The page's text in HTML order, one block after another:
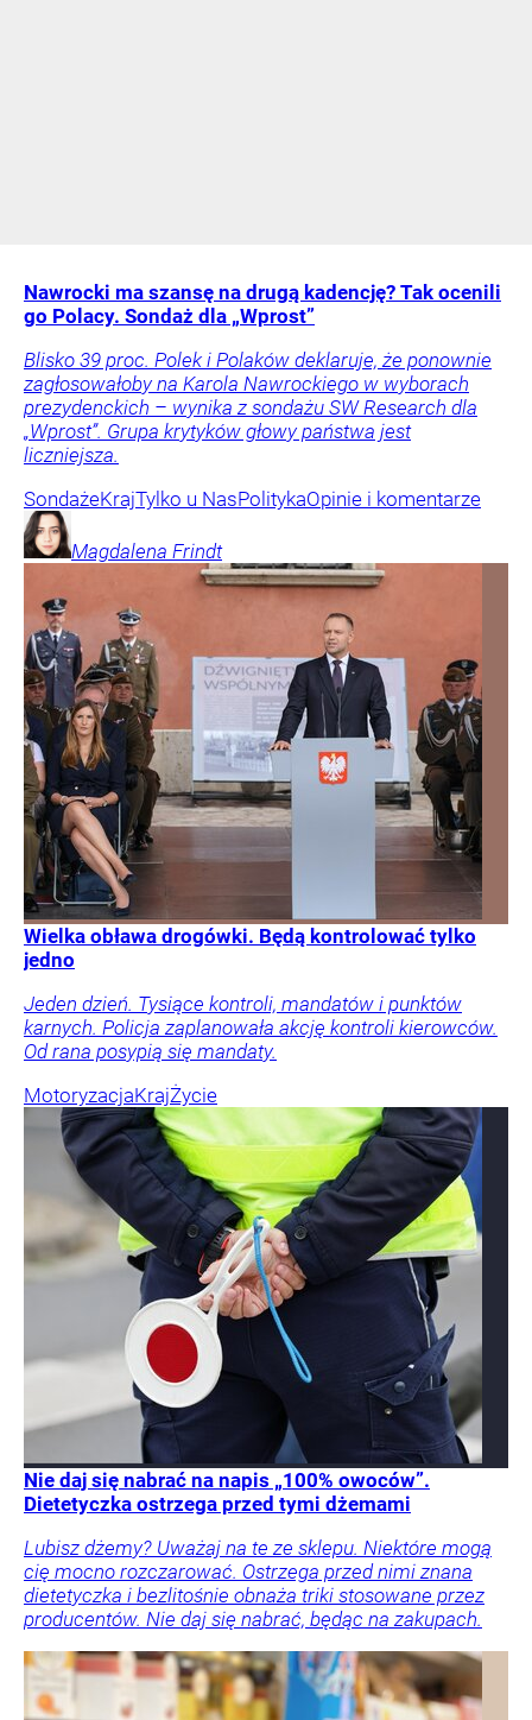
Nawrocki ma szansę na drugą kadencję? Tak ocenili
go Polacy. Sondaż dla „Wprost”
Blisko 39 proc. Polek i Polaków deklaruje, że ponownie
zagłosowałoby na Karola Nawrockiego w wyborach
prezydenckich – wynika z sondażu SW Research dla
„Wprost”. Grupa krytyków głowy państwa jest
liczniejsza.
SondażeKrajTylko u NasPolitykaOpinie i komentarze
Magdalena Frindt
Wielka obława drogówki. Będą kontrolować tylko
jedno
Jeden dzień. Tysiące kontroli, mandatów i punktów
karnych. Policja zaplanowała akcję kontroli kierowców.
Od rana posypią się mandaty.
MotoryzacjaKrajŻycie
Nie daj się nabrać na napis „100% owoców”.
Dietetyczka ostrzega przed tymi dżemami
Lubisz dżemy? Uważaj na te ze sklepu. Niektóre mogą
cię mocno rozczarować. Ostrzega przed nimi znana
dietetyczka i bezlitośnie obnaża triki stosowane przez
producentów. Nie daj się nabrać, będąc na zakupach.